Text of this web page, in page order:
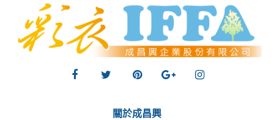
關於成昌興